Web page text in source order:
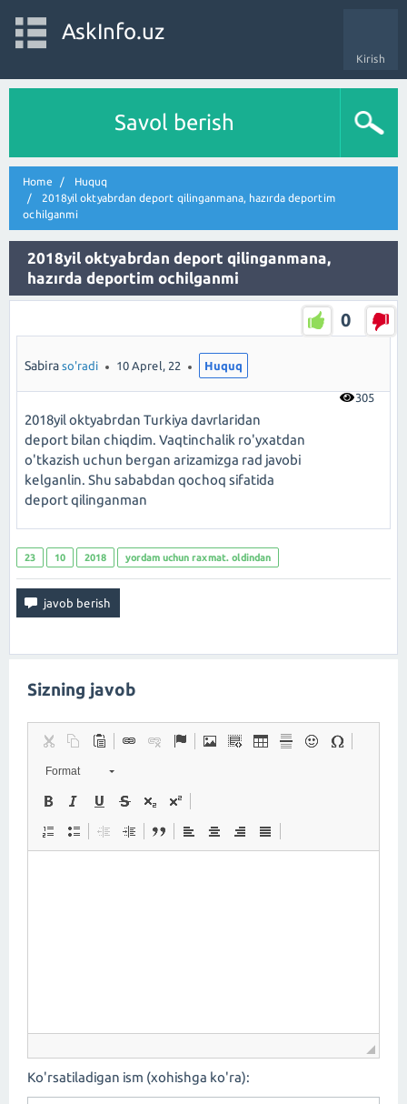
Kirish
AskInfo.uz
Savol berish
Home
Huquq
2018yil oktyabrdan deport qilinganmana, hazırda deportim
ochilganmi
2018yil oktyabrdan deport qilinganmana,
hazırda deportim ochilganmi
0
305
Sabira so'radi 10 Aprel, 22 Huquq
2018yil oktyabrdan Turkiya davrlaridan
deport bilan chiqdim. Vaqtinchalik ro'yxatdan
o'tkazish uchun bergan arizamizga rad javobi
kelganlin. Shu sababdan qochoq sifatida
deport qilinganman
23 10 2018 yordam uchun raxmat. oldindan
Sizning javob
Format
Ko'rsatiladigan ism (xohishga ko'ra):